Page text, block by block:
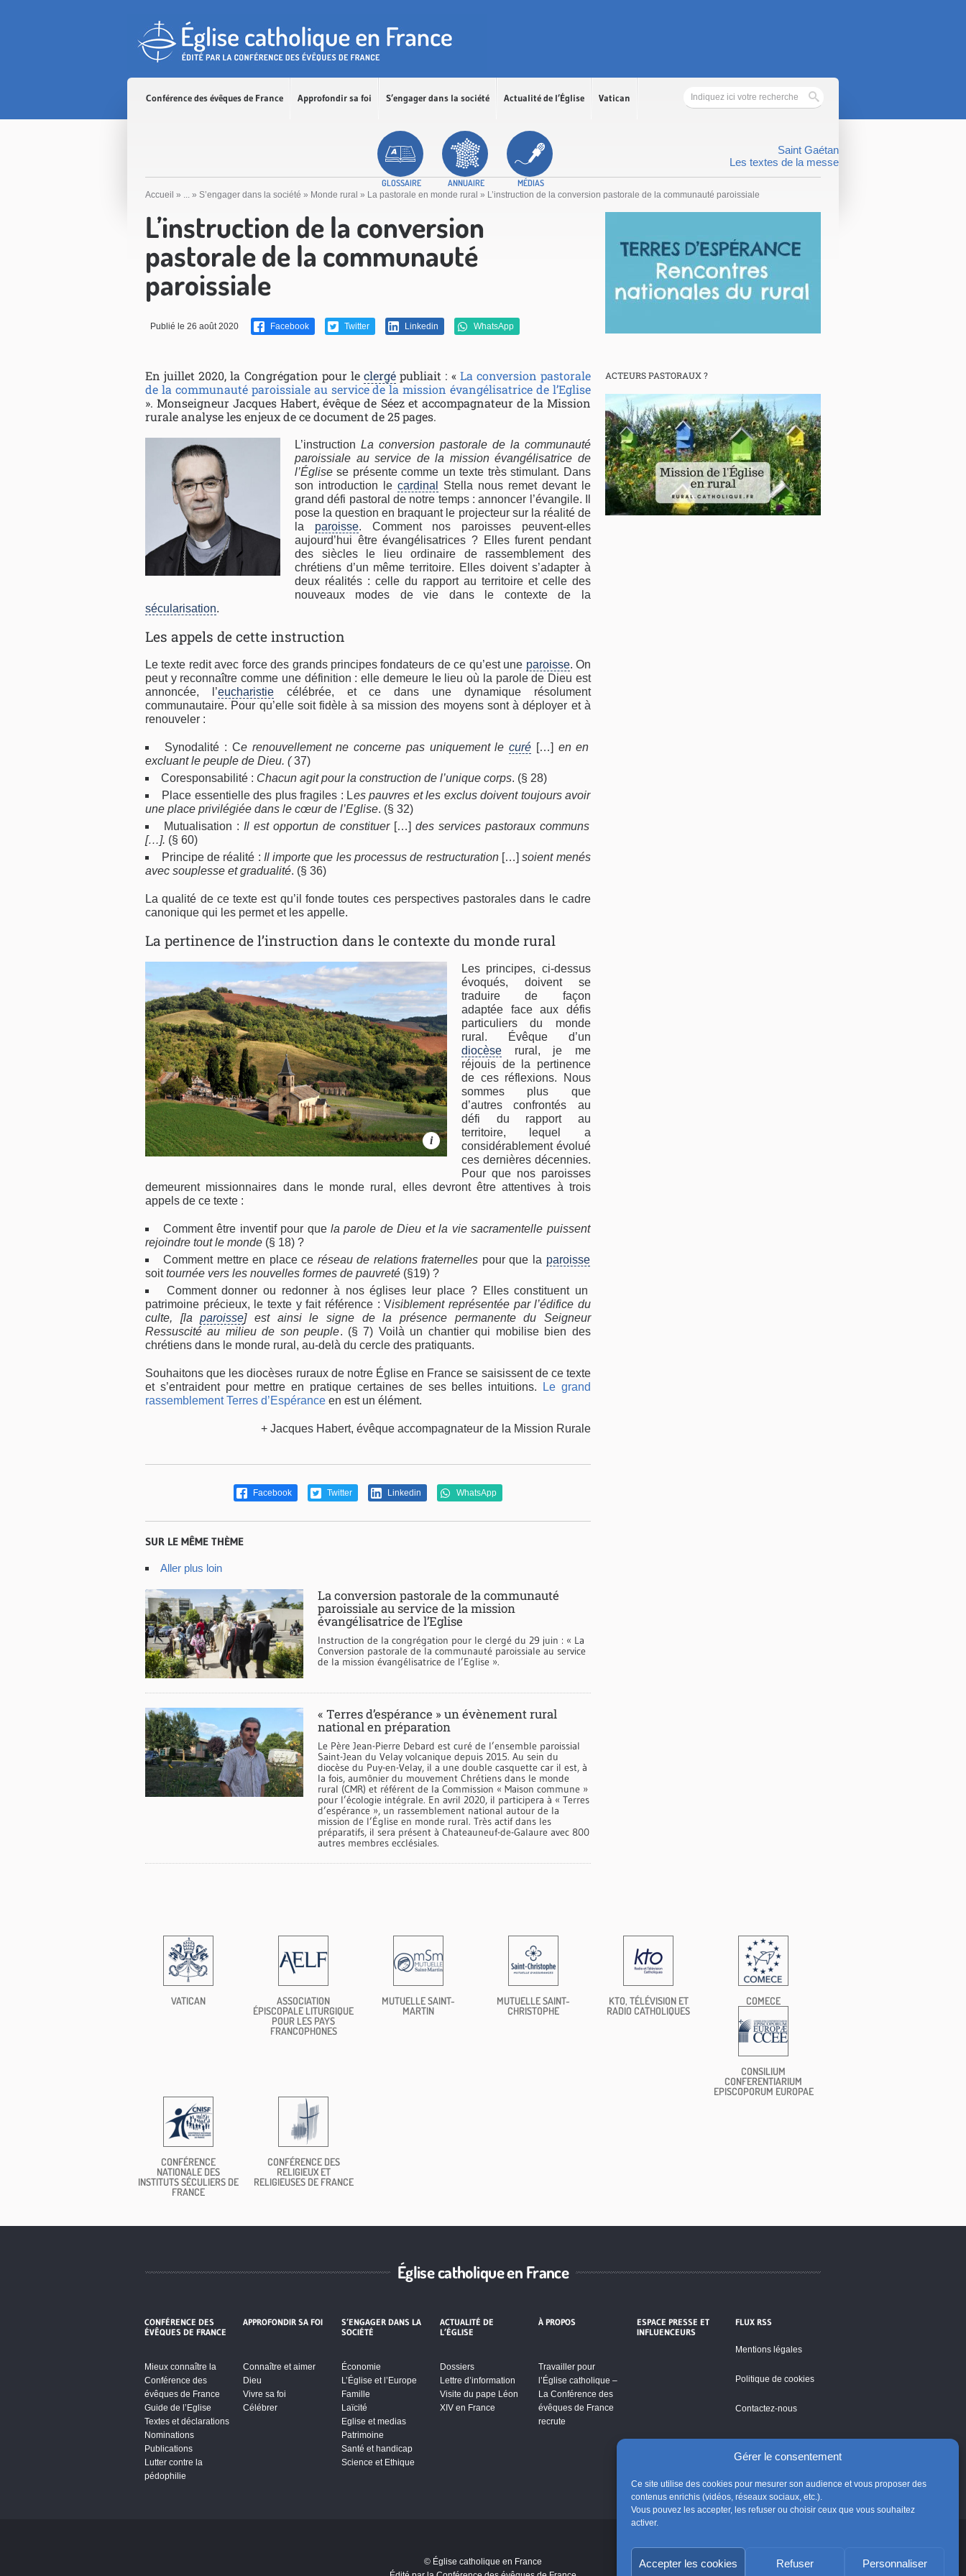
Gérer le consentement
Ce site utilise des cookies pour mesurer son audience et vous proposer des
contenus enrichis (vidéos, réseaux sociaux, etc.).
Vous pouvez les accepter, les refuser ou choisir ceux que vous souhaitez
activer.
Accepter les cookies Refuser Personnaliser
Conférence des évêques de France Approfondir sa foi S’engager dans la société Actualité de l’Église Vatican
GLOSSAIRE ANNUAIRE MÉDIAS
Saint Gaétan
Les textes de la messe
Accueil » ... » S’engager dans la société » Monde rural » La pastorale en monde rural » L’instruction de la conversion pastorale de la communauté paroissiale
L’instruction de la conversion
pastorale de la communauté
paroissiale
Publié le 26 août 2020 Facebook Twitter Linkedin WhatsApp
En juillet 2020, la Congrégation pour leclergé publiait : « La conversion pastorale
de la communauté paroissiale au service de la mission évangélisatrice de l’Eglise
». Monseigneur Jacques Habert, évêque de Séez et accompagnateur de la Mission
rurale analyse les enjeux de ce document de 25 pages.
L’instruction La conversion pastorale de la communauté
paroissiale au service de la mission évangélisatrice de
l’Église se présente comme un texte très stimulant. Dans
son introduction le cardinal
Stella nous remet devant le
grand défi pastoral de notre temps : annoncer l’évangile. Il
pose la question en braquant le projecteur sur la réalité de
la paroisse. Comment nos paroisses peuvent-elles
aujourd’hui être évangélisatrices ? Elles furent pendant
des siècles le lieu ordinaire de rassemblement des
chrétiens d’un même territoire. Elles doivent s’adapter à
deux réalités : celle du rapport au territoire et celle des
nouveaux modes de vie dans le contexte de la
sécularisation.
Les appels de cette instruction
Le texte redit avec force des grands principes fondateurs de ce qu’est une paroisse. On
peut y reconnaître comme une définition : elle demeure le lieu où la parole de Dieu est
annoncée, l’eucharistiecélébrée, et ce dans une dynamique résolument
communautaire. Pour qu’elle soit fidèle à sa mission des moyens sont à déployer et à
renouveler :
Synodalité : Ce renouvellement ne concerne pas uniquement lecuré […] en en
excluant le peuple de Dieu. (37)
Coresponsabilité : Chacun agit pour la construction de l’unique corps. (§ 28)
Place essentielle des plus fragiles : Les pauvres et les exclus doivent toujours avoir
une place privilégiée dans le cœur de l’Eglise. (§ 32)
Mutualisation : Il est opportun de constituer[…] des services pastoraux communs
[…]. (§ 60)
Principe de réalité : Il importe que les processus de restructuration[…]soient menés
avec souplesse et gradualité. (§ 36)
La qualité de ce texte est qu’il fonde toutes ces perspectives pastorales dans le cadre
canonique qui les permet et les appelle.
La pertinence de l’instruction dans le contexte du monde rural
i
Les principes, ci-dessus
évoqués, doivent se
traduire de façon
adaptée face aux défis
particuliers du monde
rural. Évêque d’un
diocèse rural, je me
réjouis de la pertinence
de ces réflexions. Nous
sommes plus que
d’autres confrontés au
défi du rapport au
territoire, lequel a
considérablement évolué
ces dernières décennies.
Pour que nos paroisses
demeurent missionnaires dans le monde rural, elles devront être attentives à trois
appels de ce texte :
Comment être inventif pour quela parole de Dieu et la vie sacramentelle puissent
rejoindre tout le monde (§ 18) ?
Comment mettre en place ce réseau de relations fraternelles pour que la paroisse
soittournée vers les nouvelles formes de pauvreté (§19) ?
Comment donner ou redonner à nos églises leur place ? Elles constituent un
patrimoine précieux, le texte y fait référence : Visiblement représentée par l’édifice du
culte, [laparoisse] est ainsi le signe de la présence permanente du Seigneur
Ressuscité au milieu de son peuple. (§ 7) Voilà un chantier qui mobilise bien des
chrétiens dans le monde rural, au-delà du cercle des pratiquants.
Souhaitons que les diocèses ruraux de notre Église en France se saisissent de ce texte
et s’entraident pour mettre en pratique certaines de ses belles intuitions.
Le grand
rassemblement Terres d’Espérance en est un élément.
+ Jacques Habert, évêque accompagnateur de la Mission Rurale
Facebook Twitter Linkedin WhatsApp
SUR LE MÊME THÈME
Aller plus loin
La conversion pastorale de la communauté
paroissiale au service de la mission
évangélisatrice de l’Eglise
Instruction de la congrégation pour le clergé du 29 juin : « La
Conversion pastorale de la communauté paroissiale au service
de la mission évangélisatrice de l’Eglise ».
« Terres d’espérance » un évènement rural
national en préparation
Le Père Jean-Pierre Debard est curé de l’ensemble paroissial
Saint-Jean du Velay volcanique depuis 2015. Au sein du
diocèse du Puy-en-Velay, il a une double casquette car il est, à
la fois, aumônier du mouvement Chrétiens dans le monde
rural (CMR) et référent de la Commission « Maison commune »
pour l’écologie intégrale. En avril 2020, il participera à « Terres
d’espérance », un rassemblement national autour de la
mission de l’Église en monde rural. Très actif dans les
préparatifs, il sera présent à Chateauneuf-de-Galaure avec 800
autres membres ecclésiales.
ACTEURS PASTORAUX ?
VATICAN
ASSOCIATION
ÉPISCOPALE LITURGIQUE
POUR LES PAYS
FRANCOPHONES
MUTUELLE SAINT-
MARTIN
MUTUELLE SAINT-
CHRISTOPHE
KTO, TÉLÉVISION ET
RADIO CATHOLIQUES
COMECE
CONSILIUM
CONFERENTIARIUM
EPISCOPORUM EUROPAE
CONFÉRENCE
NATIONALE DES
INSTITUTS SÉCULIERS DE
FRANCE
CONFÉRENCE DES
RELIGIEUX ET
RELIGIEUSES DE FRANCE
Église catholique en France
CONFÉRENCE DES
ÉVÊQUES DE FRANCE
Mieux connaître la
Conférence des
évêques de France
Guide de l’Eglise
Textes et déclarations
Nominations
Publications
Lutter contre la
pédophilie
APPROFONDIR SA FOI
Connaître et aimer
Dieu
Vivre sa foi
Célébrer
S’ENGAGER DANS LA
SOCIÉTÉ
Économie
L’Église et l’Europe
Famille
Laïcité
Eglise et medias
Patrimoine
Santé et handicap
Science et Ethique
ACTUALITÉ DE
L’ÉGLISE
Dossiers
Lettre d’information
Visite du pape Léon
XIV en France
À PROPOS
Travailler pour
l’Église catholique –
La Conférence des
évêques de France
recrute
ESPACE PRESSE ET
INFLUENCEURS
FLUX RSS
Mentions légales
Politique de cookies
Contactez-nous
© Église catholique en France
Suivre @Eglisecatho